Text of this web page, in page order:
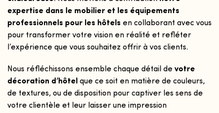
expertise dans le mobilier et les équipements
professionnels pour les hôtels en collaborant avec vous
pour transformer votre vision en réalité et refléter
l’expérience que vous souhaitez offrir à vos clients.
Nous réfléchissons ensemble chaque détail de votre
décoration d’hôtel que ce soit en matière de couleurs,
de textures, ou de disposition pour captiver les sens de
votre clientèle et leur laisser une impression